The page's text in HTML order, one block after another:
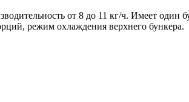
от 8 до 11 кг/ч. Имеет один
режим охлаждения верхнего бункера.